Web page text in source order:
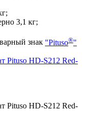
3,1 кг;
знак "Pituso®"
Pituso HD-S212 Red-
Pituso HD-S212 Red-